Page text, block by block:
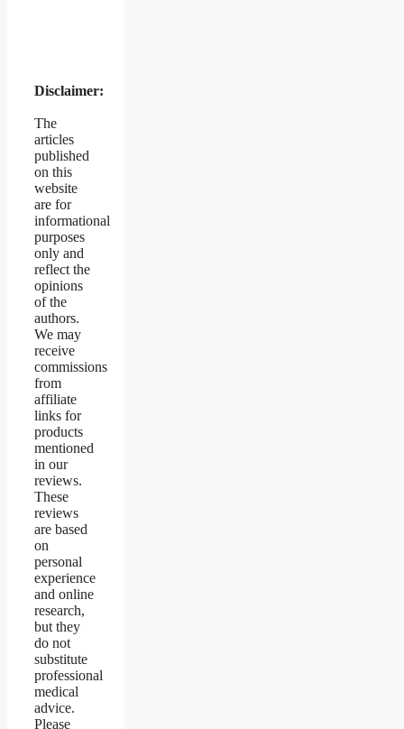
Disclaimer:
The
articles
published
on this
website
are for
informational
purposes
only and
reflect the
opinions
of the
authors.
We may
receive
commissions
from
affiliate
links for
products
mentioned
in our
reviews.
These
reviews
are based
on
personal
experience
and online
research,
but they
do not
substitute
professional
medical
advice.
Please